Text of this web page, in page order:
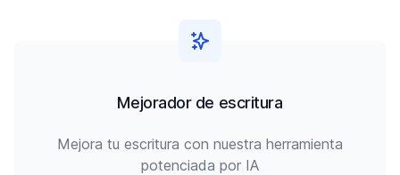
Mejorador de escritura
Mejora tu escritura con nuestra herramienta
potenciada por IA